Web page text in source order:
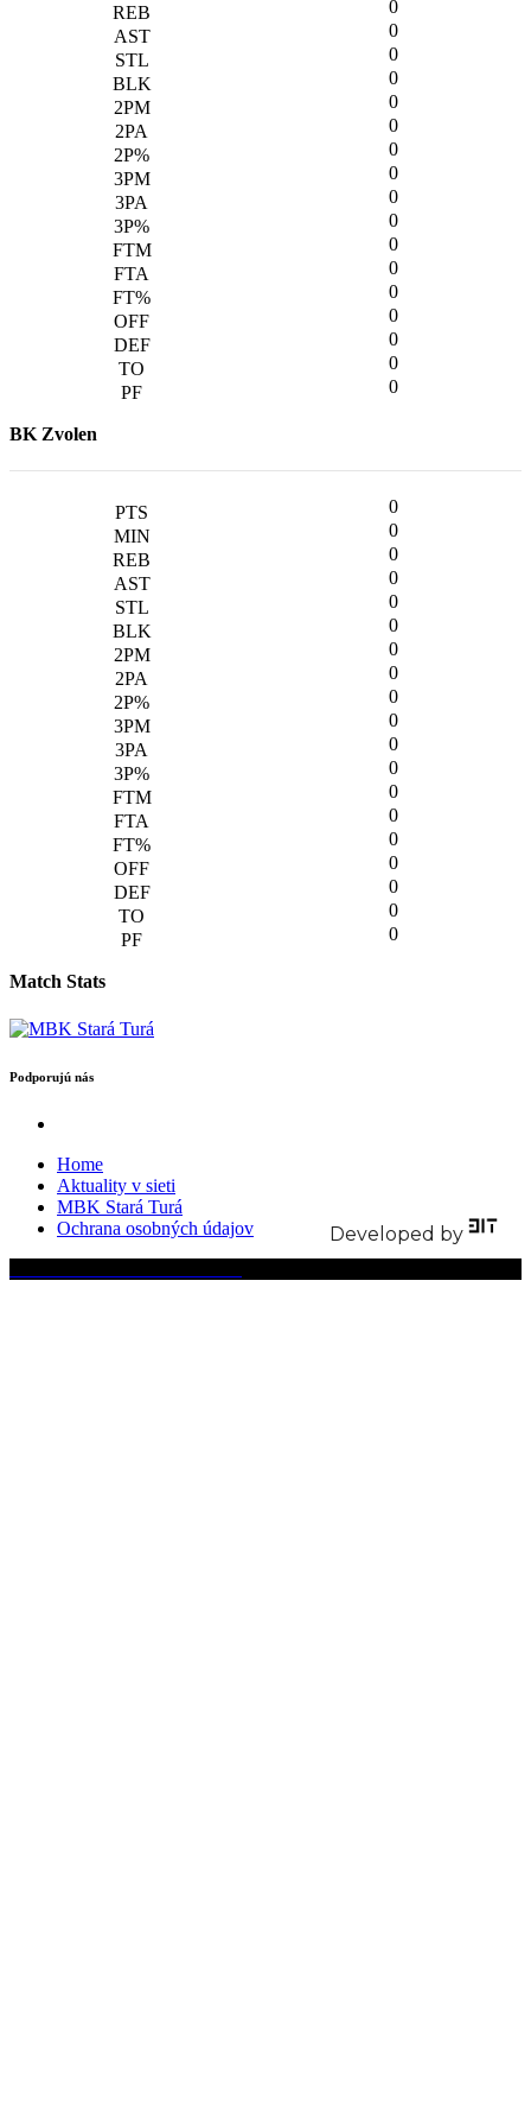
0
0
0
0
0
0
0
0
0
0
0
0
0
0
0
0
0
BK Zvolen
0
0
0
0
0
0
0
0
0
0
0
0
0
0
0
0
0
0
0
Match Stats
Podporujú nás
Home
Aktuality v sieti
MBK Stará Turá
Ochrana osobných údajov
Developed by